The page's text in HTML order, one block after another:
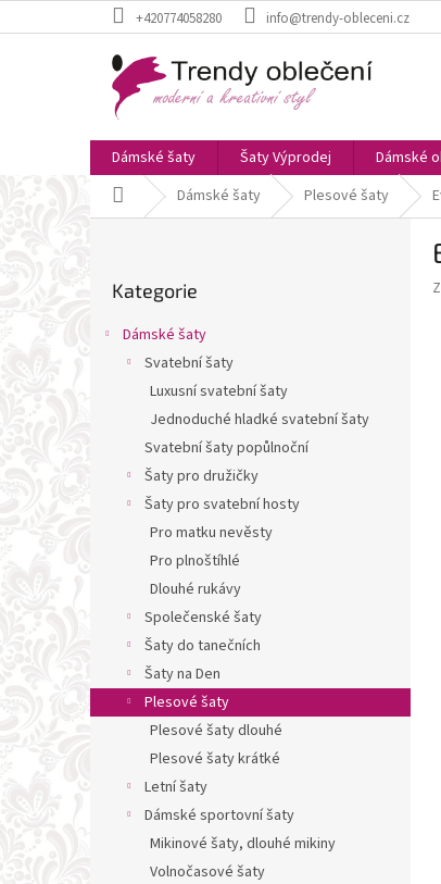
na
+420774058280 info@trendy-obleceni.cz
Dámské šaty Šaty Výprodej Dámské
Domů Dámské šaty Plesové šaty
kategorie
Kategorie
Dámské šaty
Svatební šaty
Luxusní svatební šaty
Jednoduché hladké svatební šaty
Svatební šaty popůlnoční
Šaty pro družičky
Šaty pro svatební hosty
Pro matku nevěsty
Pro plnoštíhlé
Dlouhé rukávy
Společenské šaty
Šaty do tanečních
Šaty na Den
Plesové šaty
Plesové šaty dlouhé
Plesové šaty krátké
Letní šaty
Dámské sportovní šaty
Mikinové šaty, dlouhé mikiny
Volnočasové šaty